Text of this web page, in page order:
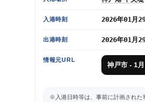
入港時刻 2026年01月
出港時刻 2026年01月
情報元URL
神戸市 - 1
※入港日時等は、事前に計画された